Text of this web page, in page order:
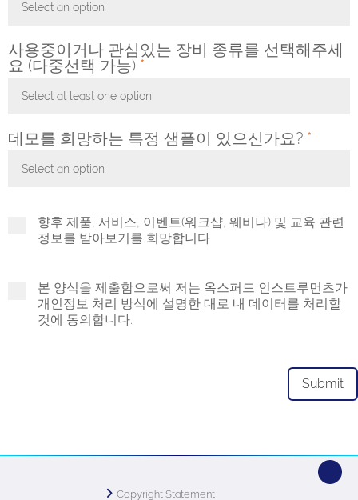
Select an option
사용중이거나 관심있는 장비 종류를 선택해주세
요 (다중선택 가능) *
Select at least one option
데모를 희망하는 특정 샘플이 있으신가요? *
Select an option
향후 제품, 서비스, 이벤트(워크샵, 웨비나) 및 교육 관련
정보를 받아보기를 희망합니다
본 양식을 제출함으로써 저는 옥스퍼드 인스트루먼츠가
개인정보 처리 방식에 설명한 대로 내 데이터를 처리할
것에 동의합니다.
Copyright Statement